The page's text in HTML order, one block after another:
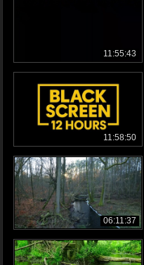
11:55:43
11:58:50
06:11:37